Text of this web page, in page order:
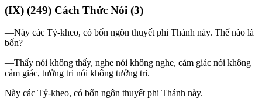
(IX) (249) Cách Thức Nói (3)
—Này các Tỷ-kheo, có bốn ngôn thuyết phi Thánh này. Thế nào là
bốn?
—Thấy nói không thấy, nghe nói không nghe, cảm giác nói không
cảm giác, tưởng tri nói không tưởng tri.
Này các Tỷ-kheo, có bốn ngôn thuyết phi Thánh này.